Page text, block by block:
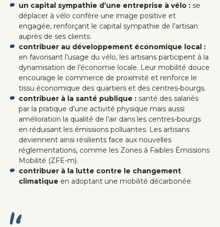
un capital sympathie d’une entreprise à vélo : se
déplacer à vélo confère une image positive et
engagée, renforçant le capital sympathie de l’artisan
auprès de ses clients.
contribuer au développement économique local :
en favorisant l’usage du vélo, les artisans participent à la
dynamisation de l’économie locale. Leur mobilité douce
encourage le commerce de proximité et renforce le
tissu économique des quartiers et des centres-bourgs.
contribuer à la santé publique : santé des salariés
par la pratique d’une activité physique mais aussi
amélioration la qualité de l’air dans les centres-bourgs
en réduisant les émissions polluantes. Les artisans
deviennent ainsi résilients face aux nouvelles
réglementations, comme les Zones à Faibles Émissions
Mobilité (ZFE-m).
contribuer à la lutte contre le changement
climatique en adoptant une mobilité décarbonée.